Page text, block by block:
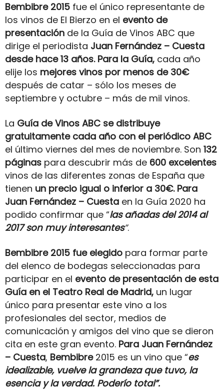
Bembibre 2015 fue el único representante de
los vinos de El Bierzo en el evento de
presentación de la Guía de Vinos ABC que
dirige el periodista Juan Fernández – Cuesta
desde hace 13 años. Para la Guía, cada año
elije los mejores vinos por menos de 30€
después de catar – sólo los meses de
septiembre y octubre – más de mil vinos.
La Guía de Vinos ABC se distribuye
gratuitamente cada año con el periódico ABC
el último viernes del mes de noviembre. Son 132
páginas para descubrir más de 600 excelentes
vinos de las diferentes zonas de España que
tienen un precio igual o inferior a 30€. Para
Juan Fernández – Cuesta en la Guía 2020 ha
podido confirmar que “las añadas del 2014 al
2017 son muy interesantes”.
Bembibre 2015 fue elegido para formar parte
del elenco de bodegas seleccionadas para
participar en el evento de presentación de esta
Guía en el Teatro Real de Madrid, un lugar
único para presentar este vino a los
profesionales del sector, medios de
comunicación y amigos del vino que se dieron
cita en este gran evento. Para Juan Fernández
– Cuesta, Bembibre 2015 es un vino que “es
idealizable, vuelve la grandeza que tuvo, la
esencia y la verdad. Poderío total”.